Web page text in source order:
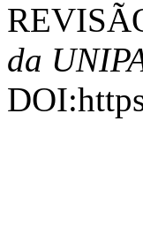
da